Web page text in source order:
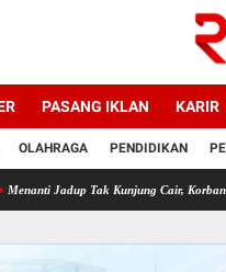
PASANG IKLAN KARIR
OLAHRAGA PENDIDIKAN
Tak Kunjung Cair, Korban Banjir Kuala